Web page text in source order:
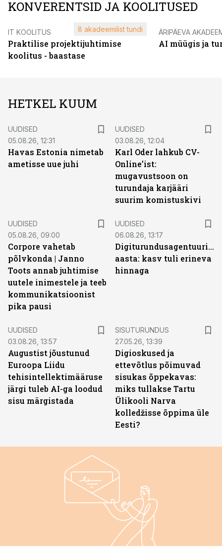
KONVERENTSID JA KOOLITUSED
IT KOOLITUS
Praktilise projektijuhtimise
koolitus - baastase
8 akadeemilist tundi ÄRIPÄEVA
AI müügis ja
HETKEL KUUM
UUDISED
05.08.26, 12:31
Havas Estonia nimetab
ametisse uue juhi
UUDISED
03.08.26, 12:04
Karl Oder lahkub CV-
Online’ist:
mugavustsoon on
turundaja karjääri
suurim komistuskivi
UUDISED
05.08.26, 09:00
Corpore vahetab
põlvkonda | Janno
Toots annab juhtimise
uutele inimestele ja teeb
kommunikatsioonist
pika pausi
UUDISED
06.08.26, 13:17
Digiturundusagentuuride
aasta: kasv tuli erineva
hinnaga
UUDISED
03.08.26, 13:57
Augustist jõustunud
Euroopa Liidu
tehisintellektimääruse
järgi tuleb AI-ga loodud
sisu märgistada
SISUTURUNDUS
27.05.26, 13:39
Digioskused ja
ettevõtlus põimuvad
sisukas õppekavas:
miks tullakse Tartu
Ülikooli Narva
kolledžisse õppima üle
Eesti?